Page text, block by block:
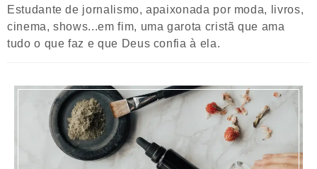
Estudante de jornalismo, apaixonada por moda, livros,
cinema, shows...em fim, uma garota cristã que ama
tudo o que faz e que Deus confia à ela.